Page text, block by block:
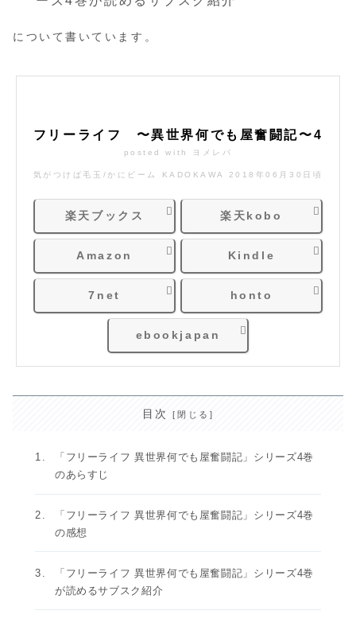
について書いています。
フリーライフ 〜異世界何でも屋奮闘記〜4
posted with ヨメレバ
気がつけば毛玉/かにビーム KADOKAWA 2018年06月30日頃
楽天ブックス 楽天kobo
Amazon Kindle
7net honto
ebookjapan
目次
「フリーライフ 異世界何でも屋奮闘記」シリーズ4巻
のあらすじ
「フリーライフ 異世界何でも屋奮闘記」シリーズ4巻
の感想
「フリーライフ 異世界何でも屋奮闘記」シリーズ4巻
が読めるサブスク紹介